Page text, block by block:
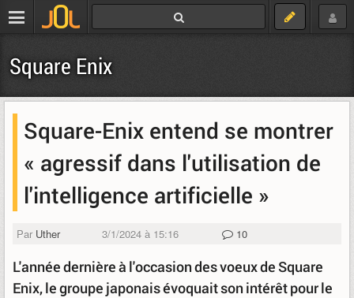
Square Enix
Square-Enix entend se montrer
« agressif dans l'utilisation de
l'intelligence artificielle »
Par Uther 3/1/2024 à 15:16 10
L'année dernière à l'occasion des voeux de Square
Enix, le groupe japonais évoquait son intérêt pour le